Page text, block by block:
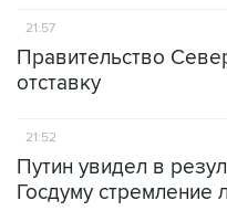
21:57
Правительство
отставку
21:52
Путин увидел в
Госдуму стремление